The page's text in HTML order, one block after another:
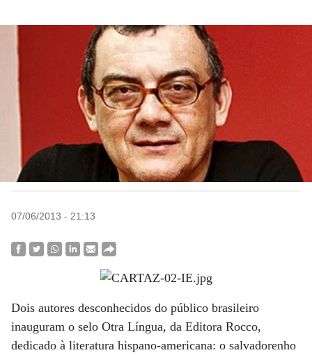
07/06/2013 - 21:13
Dois autores desconhecidos do público brasileiro
inauguram o selo Otra Língua, da Editora Rocco,
dedicado à literatura hispano-americana: o salvadorenho